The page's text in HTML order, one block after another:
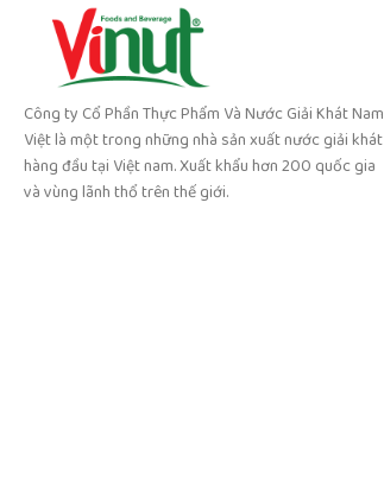
Công ty Cổ Phần Thực Phẩm Và Nước Giải Khát Nam
Việt là một trong những nhà sản xuất nước giải khát
hàng đầu tại Việt nam. Xuất khẩu hơn 200 quốc gia
và vùng lãnh thổ trên thế giới.